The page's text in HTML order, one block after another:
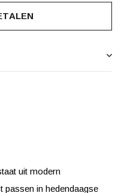
uit modern
passen in hedendaagse